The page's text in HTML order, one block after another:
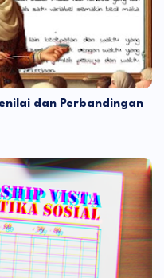
dan Perbandingan